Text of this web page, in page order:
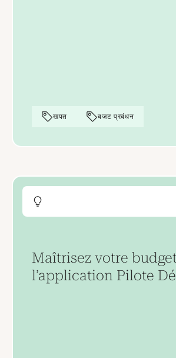
खपत बजट प्रबंधन
Maîtrisez votre
l’application Pilote